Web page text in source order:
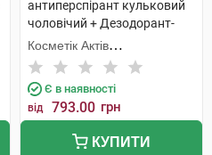
антиперспірант кульковий
чоловічий + Дезодорант-
антипреспірант кульковий
жіночий 96 годин 1 набір
Косметік Актів
Інтернаціональ
Є в наявності
від 793.00 грн
КУПИТИ